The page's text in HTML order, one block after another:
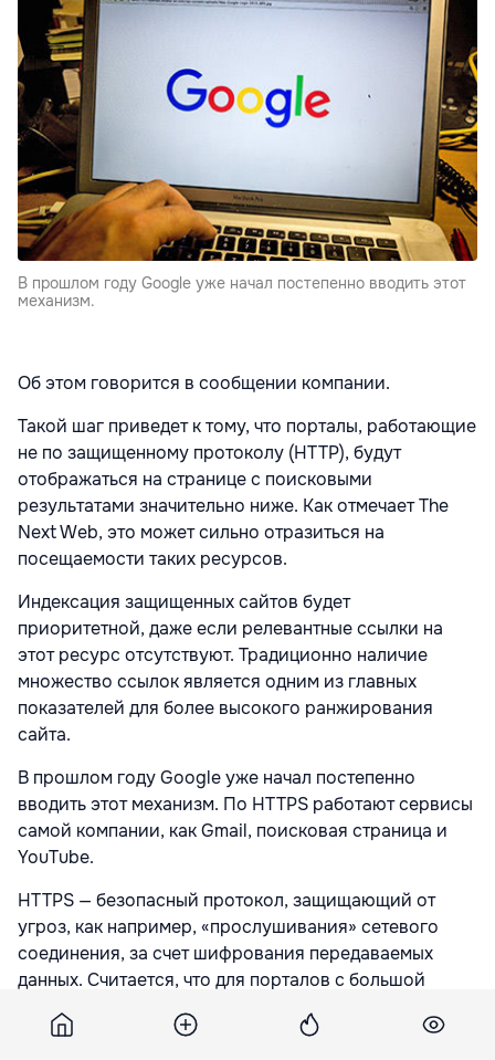
В прошлом году Google уже начал постепенно вводить этот
механизм.
Об этом говорится в сообщении компании.
Такой шаг приведет к тому, что порталы, работающие
не по защищенному протоколу (HTTP), будут
отображаться на странице с поисковыми
результатами значительно ниже. Как отмечает The
Next Web, это может сильно отразиться на
посещаемости таких ресурсов.
Индексация защищенных сайтов будет
приоритетной, даже если релевантные ссылки на
этот ресурс отсутствуют. Традиционно наличие
множество ссылок является одним из главных
показателей для более высокого ранжирования
сайта.
В прошлом году Google уже начал постепенно
вводить этот механизм. По HTTPS работают сервисы
самой компании, как Gmail, поисковая страница и
YouTube.
HTTPS — безопасный протокол, защищающий от
угроз, как например, «прослушивания» сетевого
соединения, за счет шифрования передаваемых
данных. Считается, что для порталов с большой
технологически сложен, и переход занимает